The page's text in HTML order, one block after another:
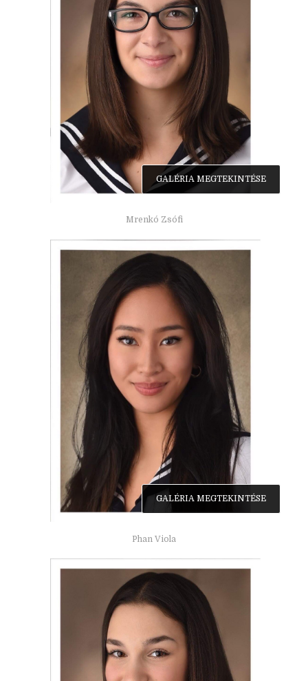
Mrenkó Zsófi
GALÉRIA MEGTEKINTÉSE
Phan Viola
GALÉRIA MEGTEKINTÉSE